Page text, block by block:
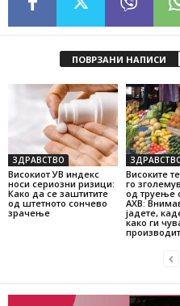
ПОВРЗАНИ НАПИСИ
ЗДРАВСТВО
Високиот УВ индекс
носи сериозни ризици:
Како да се заштитите
од штетното сончево
зрачење
Високите
го
од труење
АХВ:
јадете,
како ги